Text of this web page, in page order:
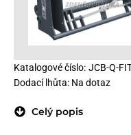
Katalogové číslo: JCB-Q-
Dodací lhůta: Na dotaz
Celý popis